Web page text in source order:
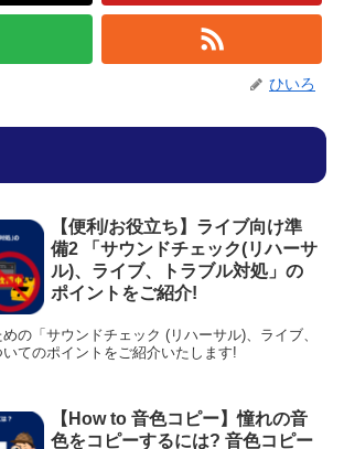
ひいろ
【便利/お役立ち】ライブ向け準
備2 「サウンドチェック(リハーサ
ル)、ライブ、トラブル対処」の
ポイントをご紹介!
の「サウンドチェック (リハーサル)、ライブ、
いてのポイントをご紹介いたします!
【How to 音色コピー】憧れの音
色をコピーするには? 音色コピー